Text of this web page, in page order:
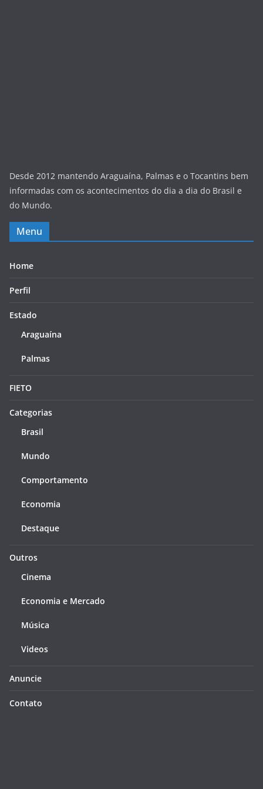
Desde 2012 mantendo Araguaína, Palmas e o Tocantins bem
informadas com os acontecimentos do dia a dia do Brasil e
do Mundo.
Menu
Home
Perfil
Estado
Araguaína
Palmas
FIETO
Categorias
Brasil
Mundo
Comportamento
Economia
Destaque
Outros
Cinema
Economia e Mercado
Música
Videos
Anuncie
Contato